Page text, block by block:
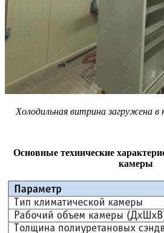
Холодильная витрина загружена
Основные технические
камеры